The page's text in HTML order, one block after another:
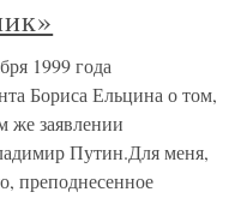
1999 года
Бориса Ельцина о том,
же заявлении
Путин.Для меня,
преподнесенное